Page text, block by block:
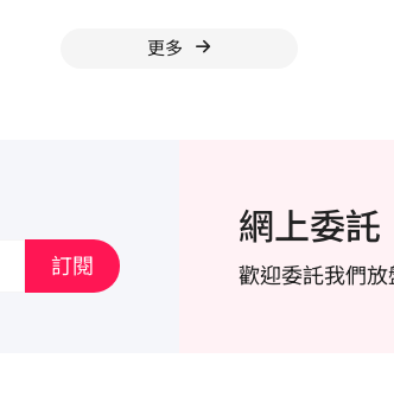
更多
訂閱
網上委託
歡迎委託我們放